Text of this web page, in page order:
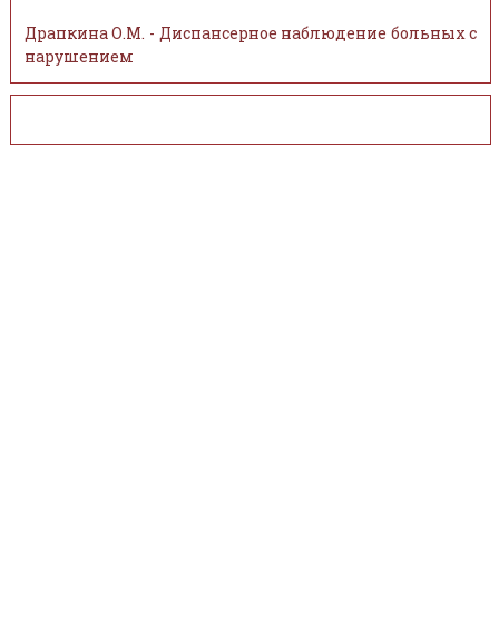
Драпкина О.М. - Диспансерное наблюдение больных с
нарушением